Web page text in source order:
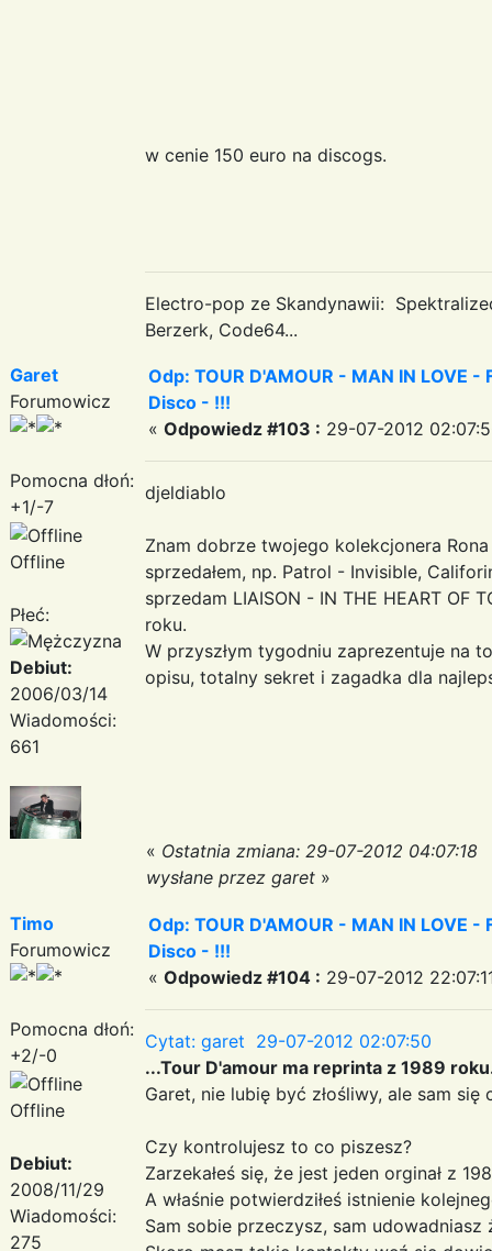
w cenie 150 euro na discogs.
Electro-pop ze Skandynawii:
Berzerk, Code64...
Garet
Forumowicz
Pomocna dłoń:
+1/-7
Offline
Płeć:
Debiut:
2006/03/14
Wiadomości:
661
Odp: TOUR D'AMOUR - MAN IN LOVE
Disco - !!!
« Odpowiedz #103 : 29-07-2012
djeldiablo
Znam dobrze twojego kolekcjonera
sprzedałem, np. Patrol - Invisible,
sprzedam LIAISON - IN THE HEART OF
roku.
W przyszłym tygodniu zaprezentuje na
opisu, totalny sekret i zagadka dla
« Ostatnia zmiana: 29-07-2012 04:07:18
wysłane przez garet »
Timo
Forumowicz
Pomocna dłoń:
+2/-0
Offline
Debiut:
2008/11/29
Wiadomości:
275
Odp: TOUR D'AMOUR - MAN IN LOVE
Disco - !!!
« Odpowiedz #104 : 29-07-2012
Cytat: garet 29-07-2012 02:07:50
...Tour D'amour ma reprinta z 1989
Garet, nie lubię być złośliwy, ale sam się
Czy kontrolujesz to co piszesz?
Zarzekałeś się, że jest jeden orginał z
A właśnie potwierdziłeś istnienie
Sam sobie przeczysz, sam udowadniasz